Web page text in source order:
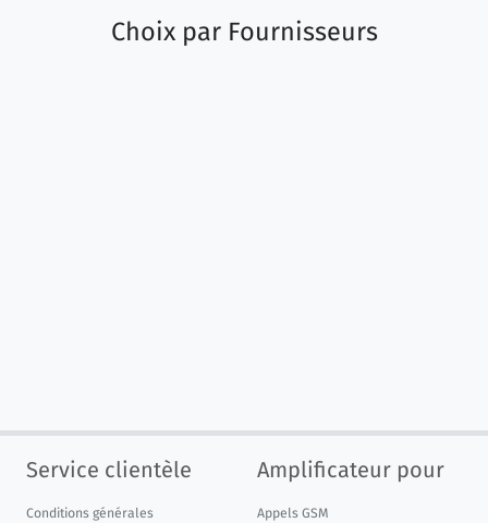
Choix par Fournisseurs
Service clientèle
Conditions générales
Amplificateur pour
Appels GSM